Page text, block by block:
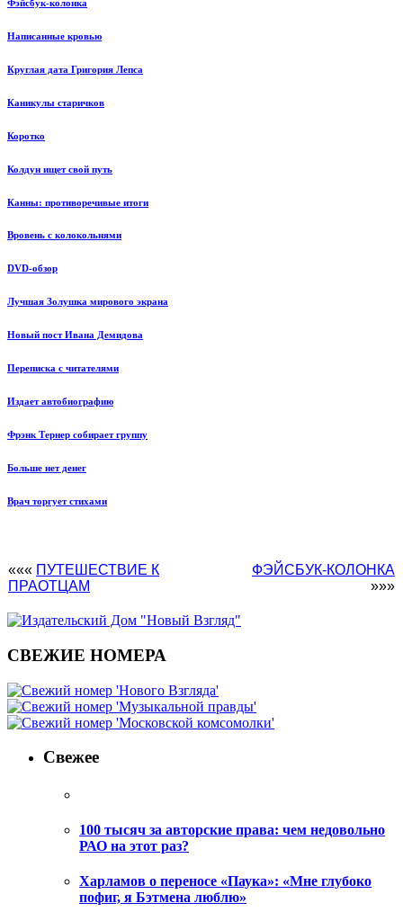
Фэйсбук-колонка
Написанные кровью
Круглая дата Григория Лепса
Каникулы старичков
Коротко
Колдун ищет свой путь
Канны: противоречивые итоги
Вровень с колокольнями
DVD-обзор
Лучшая Золушка мирового экрана
Новый пост Ивана Демидова
Переписка с читателями
Издает автобиографию
Фрэнк Тернер собирает группу
Больше нет денег
Врач торгует стихами
««« ПУТЕШЕСТВИЕ К
ПРАОТЦАМ
ФЭЙСБУК-КОЛОНКА
»»»
СВЕЖИЕ НОМЕРА
Свежее
100 тысяч за авторские права: чем недовольно
РАО на этот раз?
Харламов о переносе «Паука»: «Мне глубоко
пофиг, я Бэтмена люблю»